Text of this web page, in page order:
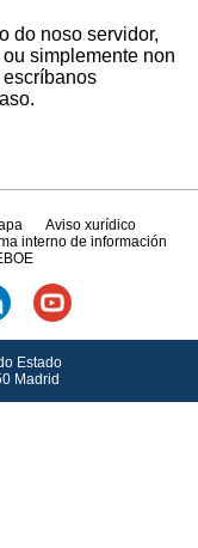
do noso servidor,
ou simplemente non
Aviso xurídico
interno de información
Estado
Madrid